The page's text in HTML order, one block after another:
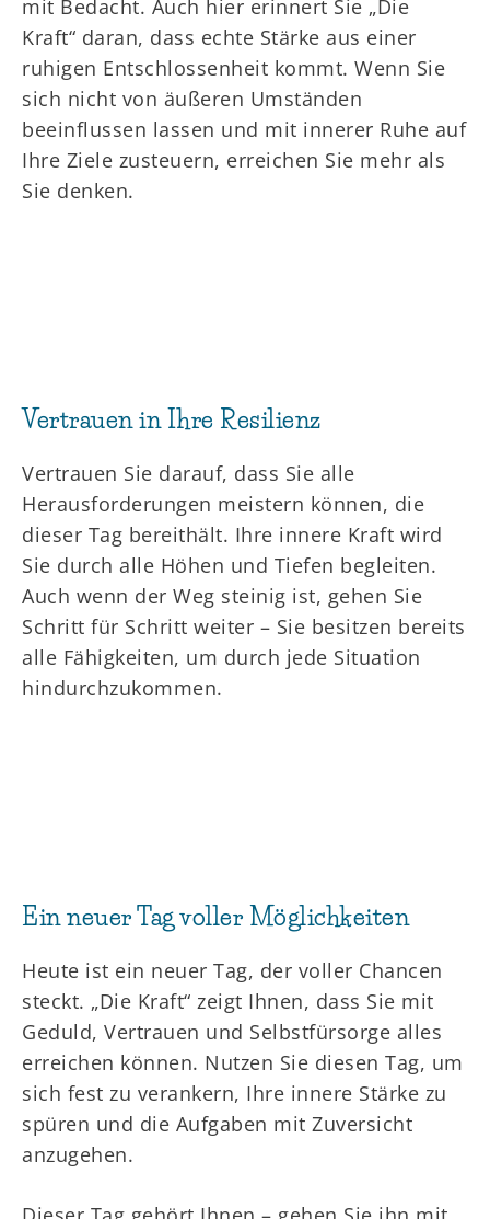
mit Bedacht. Auch hier erinnert Sie „Die
Kraft“ daran, dass echte Stärke aus einer
ruhigen Entschlossenheit kommt. Wenn Sie
sich nicht von äußeren Umständen
beeinflussen lassen und mit innerer Ruhe auf
Ihre Ziele zusteuern, erreichen Sie mehr als
Sie denken.
Vertrauen in Ihre Resilienz
Vertrauen Sie darauf, dass Sie alle
Herausforderungen meistern können, die
dieser Tag bereithält. Ihre innere Kraft wird
Sie durch alle Höhen und Tiefen begleiten.
Auch wenn der Weg steinig ist, gehen Sie
Schritt für Schritt weiter – Sie besitzen bereits
alle Fähigkeiten, um durch jede Situation
hindurchzukommen.
Ein neuer Tag voller Möglichkeiten
Heute ist ein neuer Tag, der voller Chancen
steckt. „Die Kraft“ zeigt Ihnen, dass Sie mit
Geduld, Vertrauen und Selbstfürsorge alles
erreichen können. Nutzen Sie diesen Tag, um
sich fest zu verankern, Ihre innere Stärke zu
spüren und die Aufgaben mit Zuversicht
anzugehen.